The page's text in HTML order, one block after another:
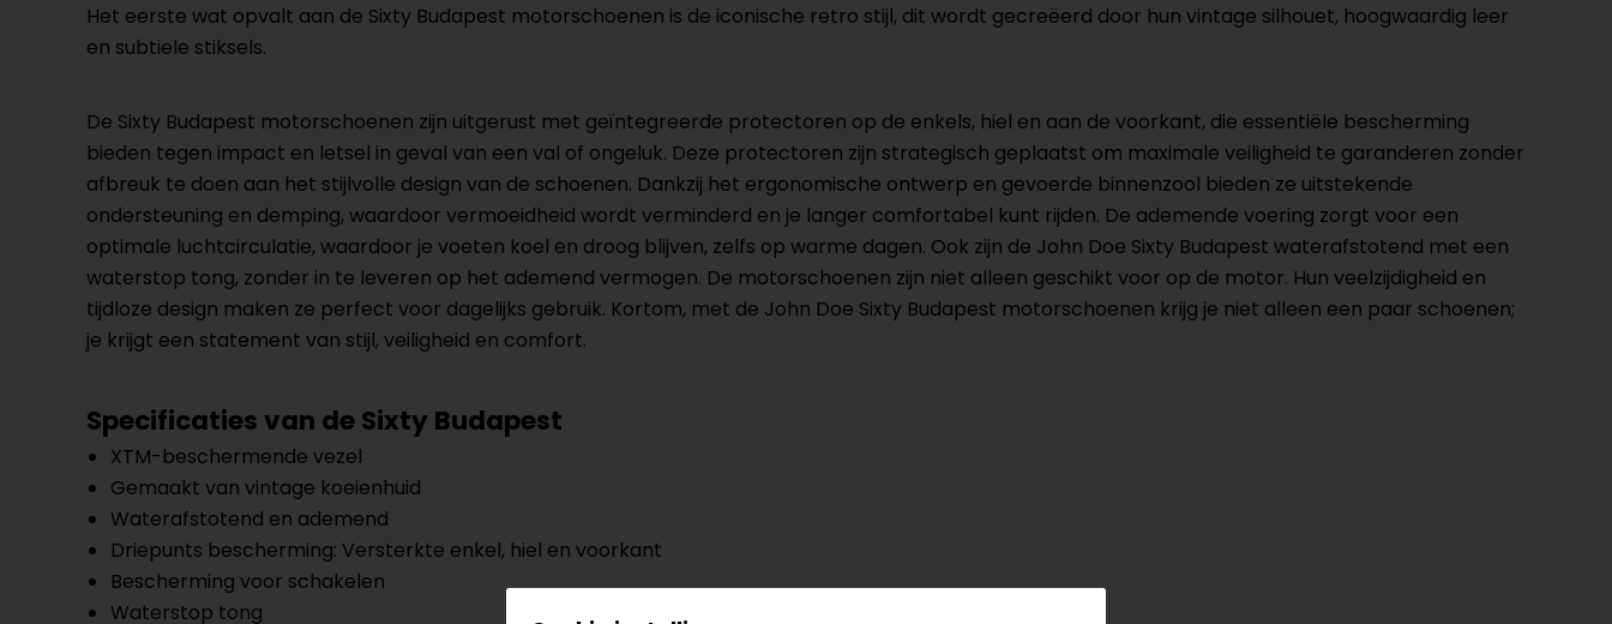
Het eerste wat opvalt aan de Sixty Budapest motorschoenen is de iconische retro stijl, dit wordt gecreëerd door hun vintage silhouet, hoogwaardig leer
en subtiele stiksels.
De Sixty Budapest motorschoenen zijn uitgerust met geïntegreerde protectoren op de enkels, hiel en aan de voorkant, die essentiële bescherming
bieden tegen impact en letsel in geval van een val of ongeluk. Deze protectoren zijn strategisch geplaatst om maximale veiligheid te garanderen zonder
afbreuk te doen aan het stijlvolle design van de schoenen. Dankzij het ergonomische ontwerp en gevoerde binnenzool bieden ze uitstekende
ondersteuning en demping, waardoor vermoeidheid wordt verminderd en je langer comfortabel kunt rijden. De ademende voering zorgt voor een
optimale luchtcirculatie, waardoor je voeten koel en droog blijven, zelfs op warme dagen. Ook zijn de John Doe Sixty Budapest waterafstotend met een
waterstop tong, zonder in te leveren op het ademend vermogen. De motorschoenen zijn niet alleen geschikt voor op de motor. Hun veelzijdigheid en
tijdloze design maken ze perfect voor dagelijks gebruik. Kortom, met de John Doe Sixty Budapest motorschoenen krijg je niet alleen een paar schoenen;
je krijgt een statement van stijl, veiligheid en comfort.
Specificaties van de Sixty Budapest
XTM-beschermende vezel
Gemaakt van vintage koeienhuid
Waterafstotend en ademend
Driepunts bescherming: Versterkte enkel, hiel en voorkant
Bescherming voor schakelen
Waterstop tong